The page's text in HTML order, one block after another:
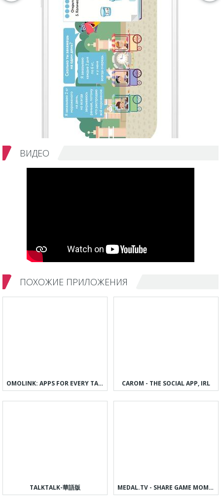
ВИДЕО
ПОХОЖИЕ ПРИЛОЖЕНИЯ
OMOLINK: APPS FOR EVERY TASTE CAROM - THE SOCIAL APP, IRL
TALKTALK-華語版 MEDAL.TV - SHARE GAME MOMENTS